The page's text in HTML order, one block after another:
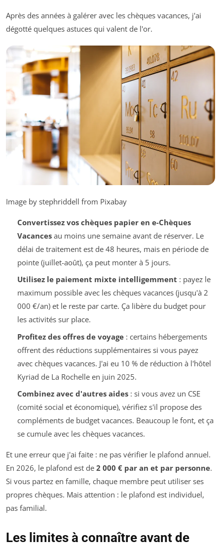
Après des années à galérer avec les chèques vacances, j'ai
dégotté quelques astuces qui valent de l'or.
Image by stephriddell from Pixabay
Convertissez vos chèques papier en e-Chèques
Vacancesau moins une semaine avant de réserver. Le
délai de traitement est de 48 heures, mais en période de
pointe (juillet-août), ça peut monter à 5 jours.
Utilisez le paiement mixte intelligemment : payez le
maximum possible avec les chèques vacances (jusqu'à 2
000 €/an) et le reste par carte. Ça libère du budget pour
les activités sur place.
Profitez des offres de voyage: certains hébergements
offrent des réductions supplémentaires si vous payez
avec chèques vacances. J'ai eu 10 % de réduction à l'hôtel
Kyriad de La Rochelle en juin 2025.
Combinez avec d'autres aides: si vous avez un CSE
(comité social et économique), vérifiez s'il propose des
compléments de budget vacances. Beaucoup le font, et ça
se cumule avec les chèques vacances.
Et une erreur que j'ai faite : ne pas vérifier le plafond annuel.
En 2026, le plafond est de 2 000 € par an et par personne.
Si vous partez en famille, chaque membre peut utiliser ses
propres chèques. Mais attention : le plafond est individuel,
pas familial.
Les limites à connaître avant de